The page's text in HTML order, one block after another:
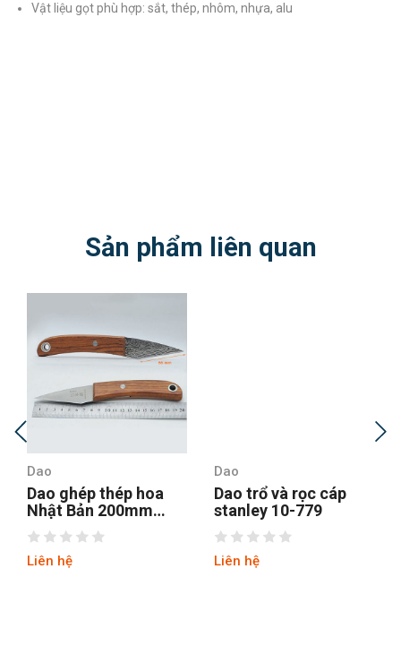
Vật liệu gọt phù hợp: sắt, thép, nhôm, nhựa, alu
Sản phẩm liên quan
Dao
Dao ghép thép hoa
Nhật Bản 200mm
Sagawa 1091
Liên hệ
Dao
Dao trổ và rọc cáp
stanley 10-779
Liên hệ